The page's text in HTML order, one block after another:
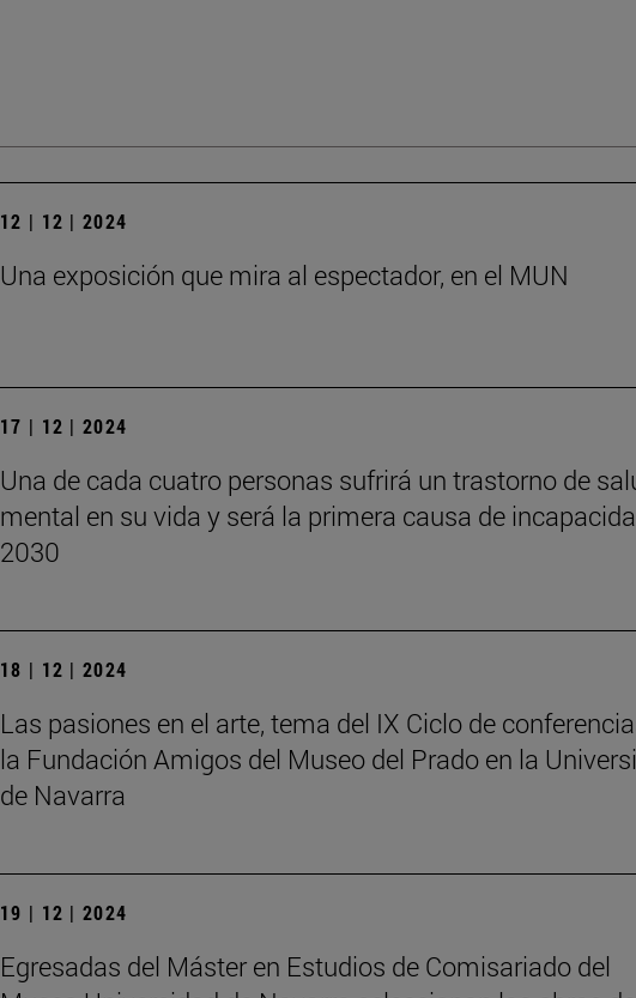
12 | 12 | 2024
Una exposición que mira al espectador, en el MUN
17 | 12 | 2024
Una de cada cuatro personas sufrirá un trastorno de
mental en su vida y será la primera causa de
2030
18 | 12 | 2024
Las pasiones en el arte, tema del IX Ciclo de
la Fundación Amigos del Museo del Prado en la
de Navarra
19 | 12 | 2024
Egresadas del Máster en Estudios de Comisariado del